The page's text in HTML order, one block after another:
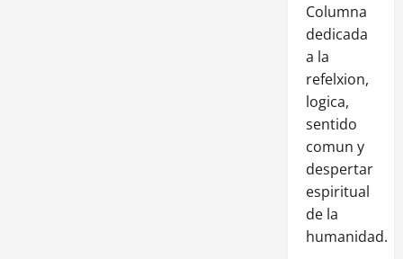
Columna
dedicada
a la
refelxion,
logica,
sentido
comun y
despertar
espiritual
de la
humanidad.